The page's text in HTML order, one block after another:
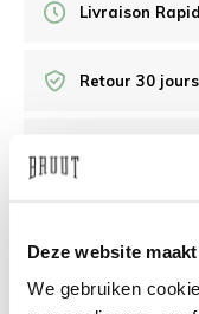
Deze website
We gebruiken
Livraison
Retour 30 jours
Besoin d’aide?
info@bruut.nl